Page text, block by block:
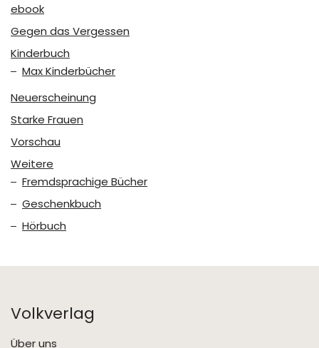
ebook
Gegen das Vergessen
Kinderbuch
Max Kinderbücher
Neuerscheinung
Starke Frauen
Vorschau
Weitere
Fremdsprachige Bücher
Geschenkbuch
Hörbuch
Volkverlag
Über uns